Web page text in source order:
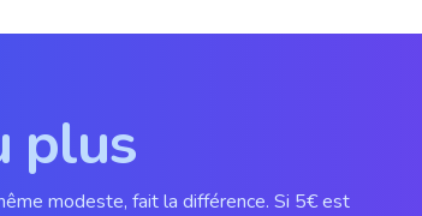
plus
modeste, fait la différence. Si 5€ est